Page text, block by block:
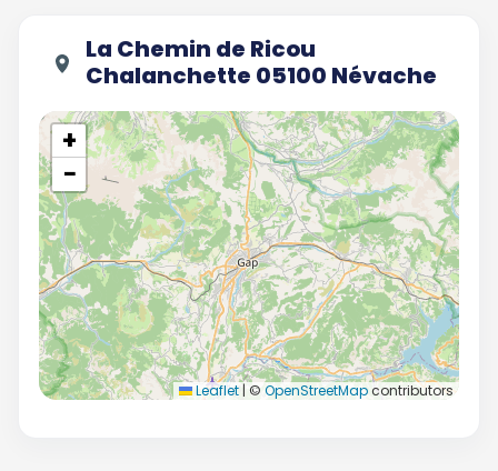
La Chemin de Ricou
Chalanchette 05100 Névache
+
−
Leaflet | © OpenStreetMapcontributors